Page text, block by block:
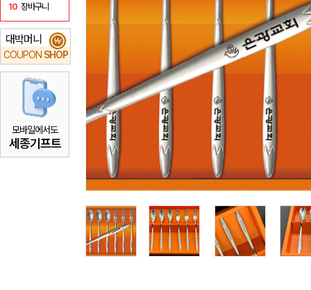
10 장바구니
대박머니
COUPON SHOP
₩
모바일에서도
세종기프트